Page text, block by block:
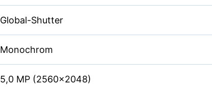
Global-Shutter
Monochrom
5,0 MP (2560×2048)